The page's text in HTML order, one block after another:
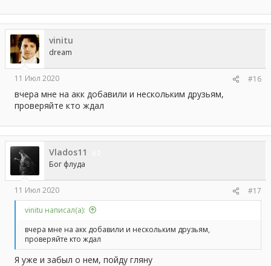
vinitu
dream
11 Июл 2020 #16
вчера мне на акк добавили и нескольким друзьям,
проверяйте кто ждал
Vlados11
Бог флуда
11 Июл 2020
#17
vinitu написал(а):
вчера мне на акк добавили и нескольким друзьям,
проверяйте кто ждал
Я уже и забыл о нем, пойду гляну